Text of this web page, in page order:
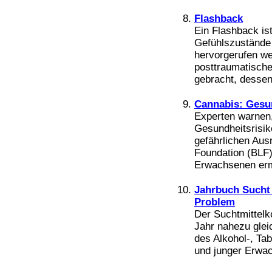
Flashback
Ein Flashback
hervorgerufen
gebracht,
Cannabis:
Experten
gefährlichen
Foundation
Erwachsenen
Jahrbuch
Problem
Der
Jahr nahezu
des Alkohol-,
und junger